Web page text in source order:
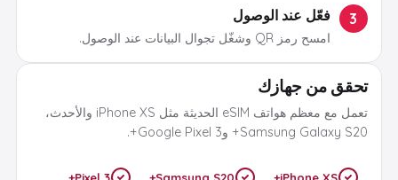
3 فعّل عند الوصول
امسح رمز QR وشغّل تجوال البيانات عند الوصول.
تحقق من جهازك
تعمل مع معظم هواتف eSIM الحديثة مثل iPhone XS والأحدث،
Samsung Galaxy S20+ وGoogle Pixel 3+.
iPhone XS+
Samsung S20+
Pixel 3+